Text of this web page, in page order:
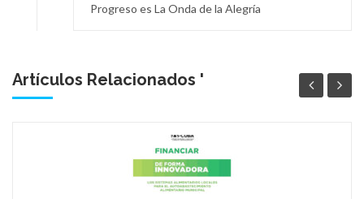
Progreso es La Onda de la Alegría
Artículos Relacionados '